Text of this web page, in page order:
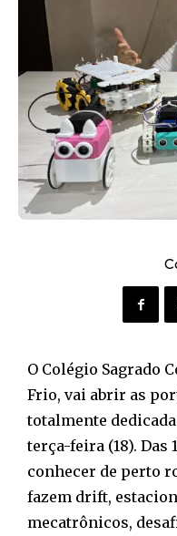
O Colégio Sagrado
Frio, vai abrir as
totalmente
terça-feira (18). Das
conhecer de perto
fazem drift,
mecatrônicos,